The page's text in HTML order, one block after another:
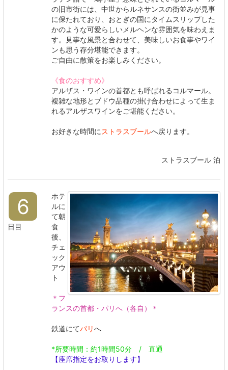
の旧市街には、中世からルネサンスの街並みが見事
に保たれており、おとぎの国にタイムスリップした
かのような可愛らしいメルヘンな雰囲気を味わえま
す。見事な風景と合わせて、美味しいお食事やワイ
ンも思う存分堪能できます。
ご自由に散策をお楽しみください。
《食のおすすめ》
アルザス・ワインの首都とも呼ばれるコルマール。
複雑な地形とブドウ品種の掛け合わせによって生ま
れるアルザスワインをご堪能ください。
お好きな時間に ストラスブールへ戻ります。
ストラスブール 泊
6
日目
ホテ
ルに
て朝
食
後、
チェ
ック
アウ
ト
＊フ
ランスの首都・パリへ（各自）＊
鉄道にてパリへ
*所要時間：約1時間50分 / 直通
【座席指定をお取りします】